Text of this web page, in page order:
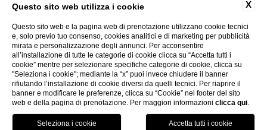
MENU
FAQ CONTATTI DATI SOCIETARI
PRIVACY
COOKIE
ACCESSIBILITÀ
WEBSITE BY BLASTNESS
X
Questo sito web utilizza i cookie
Questo sito web e la pagina web di prenotazione utilizzano cookie tecnici
e, solo previo tuo consenso, cookies analitici e di marketing per pubblicità
mirata e personalizzazione degli annunci. Per acconsentire
all’installazione di tutte le categorie di cookie clicca su “Accetta tutti i
cookie” mentre per selezionare specifiche categorie di cookie, clicca su
"Seleziona i cookie"; mediante la “x” puoi invece chiudere il banner
rifiutando l’installazione di cookie diversi da quelli tecnici. Per riaprire il
banner e modificare le preferenze, clicca su “Cookie” nel footer del sito
web e della pagina di prenotazione. Per maggiori informazioni clicca qui.